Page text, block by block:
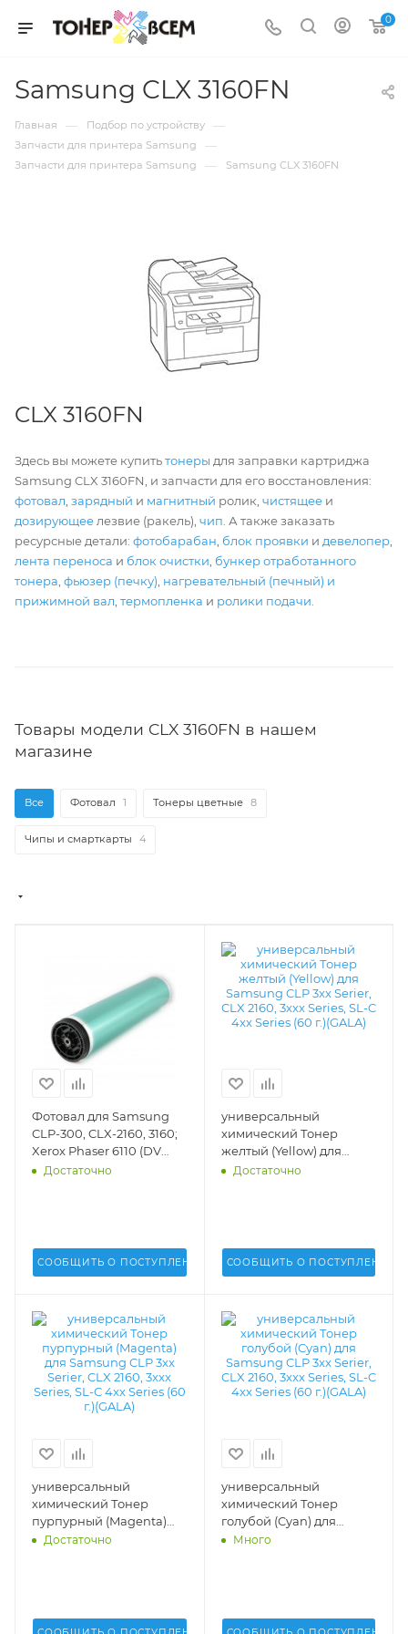
0
Samsung CLX 3160FN
Главная — Подбор по устройству —
Запчасти для принтера Samsung —
Запчасти для принтера Samsung — Samsung CLX 3160FN
CLX 3160FN
Здесь вы можете купитьтонеры для заправки картриджа
Samsung CLX 3160FN, и запчасти для его восстановления:
фотовал зарядный и магнитный ролик, чистящее и
дозирующее лезвие (ракель), чип . А также заказать
ресурсные детали: фотобарабан блок проявки и девелопер
лента переноса и блок очистки бункер отработанного
тонера фьюзер (печку) нагревательный (печный) и
прижимной вал термопленка и ролики подачи
Товары модели CLX 3160FN в нашем
магазине
Все Фотовал 1 Тонеры цветные 8
Чипы и смарткарты 4
Фотовал для Samsung
CLP-300, CLX-2160, 3160;
Xerox Phaser 6110 (DV
Inc.) - DV-OPC-Sam-
Достаточно
СООБЩИТЬ О ПОСТУПЛЕНИИ
универсальный
химический Тонер
желтый (Yellow) для
Samsung CLP 3xx Serier,
Достаточно
СООБЩИТЬ О ПОСТУПЛЕНИИ
универсальный
химический Тонер
пурпурный (Magenta)
для Samsung CLP 3xx
Достаточно
универсальный
химический Тонер
голубой (Cyan) для
Samsung CLP 3xx Serier,
Много